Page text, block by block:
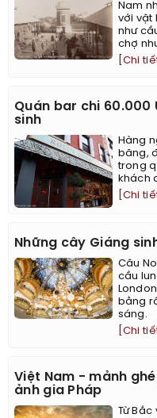
Nam
với vật
như
chợ
[Chi
Quán bar chi 60.000
sinh
Hàng
băng,
trong
khách
[Chi
Những cây Giáng
Câu
cầu
bằng
sáng.
[Chi
Việt Nam - mảnh
ảnh gia Pháp
Từ